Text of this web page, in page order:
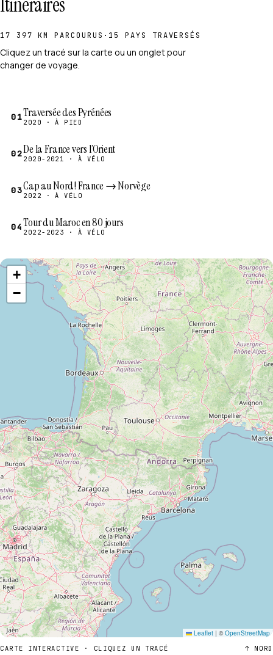
17 397 KM PARCOURUS · 15 PAYS TRAVERSÉS
Cliquez un tracé sur la carte ou un onglet pour
changer de voyage.
01Traversée des Pyrénées
2020 · À PIED
02De la France vers l’Orient
2020-2021 · À VÉLO
03Cap au Nord! France → Norvège
2022 · À VÉLO
04Tour du Maroc en 80 jours
2022-2023 · À VÉLO
+
−
Leaflet | © OpenStreetMap
CARTE INTERACTIVE · CLIQUEZ UN TRACÉ
↑ NORD